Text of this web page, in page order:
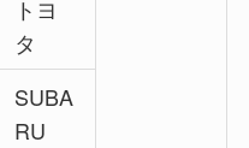
トヨ
タ
SUBA
RU